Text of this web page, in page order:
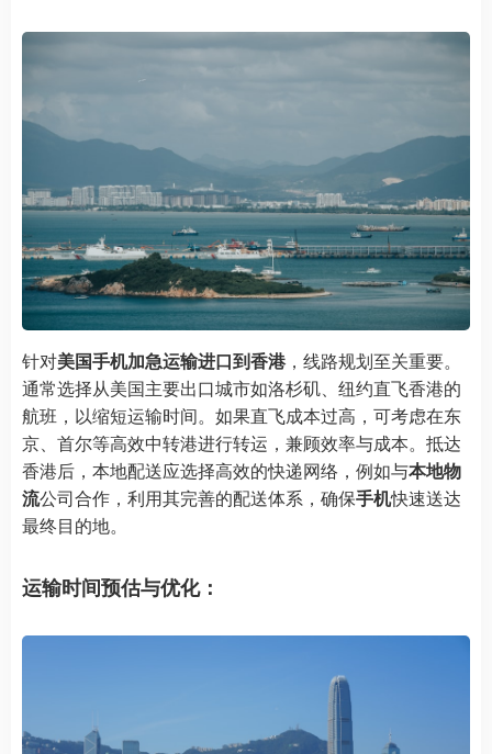
针对美国手机加急运输进口到香港，线路规划至关重要。
通常选择从美国主要出口城市如洛杉矶、纽约直飞香港的
航班，以缩短运输时间。如果直飞成本过高，可考虑在东
京、首尔等高效中转港进行转运，兼顾效率与成本。抵达
香港后，本地配送应选择高效的快递网络，例如与本地物
流公司合作，利用其完善的配送体系，确保手机快速送达
最终目的地。
运输时间预估与优化：